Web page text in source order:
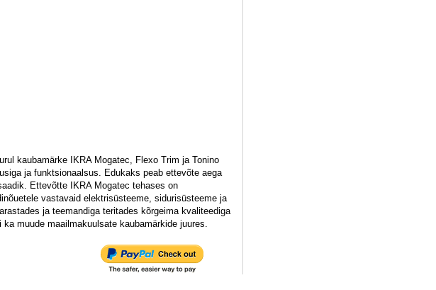
kaubamärke IKRA Mogatec, Flexo Trim ja Tonino
ja funktsionaalsus. Edukaks peab ettevõte aega
Ettevõtte IKRA Mogatec tehases on
vastavaid elektrisüsteeme, sidurisüsteeme ja
ja teemandiga teritades kõrgeima kvaliteediga
muude maailmakuulsate kaubamärkide juures.